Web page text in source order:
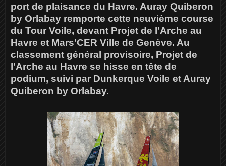
port de plaisance du Havre. Auray Quiberon
by Orlabay remporte cette neuvième course
du Tour Voile, devant Projet de l’Arche au
Havre et Mars’CER Ville de Genève. Au
classement général provisoire, Projet de
l’Arche au Havre se hisse en tête de
podium, suivi par Dunkerque Voile et Auray
Quiberon by Orlabay.